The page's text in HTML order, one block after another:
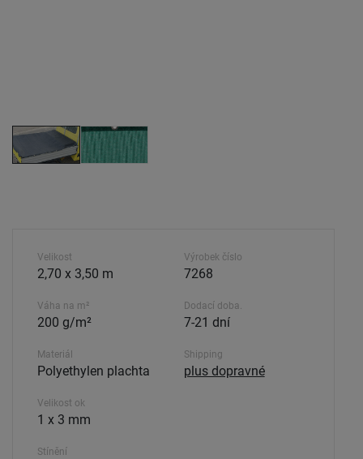
Velikost
2,70 x 3,50 m
Váha na m²
200 g/m²
Materiál
Polyethylen plachta
Velikost ok
1 x 3 mm
Stínění
Výrobek číslo
7268
Dodací doba.
7-21 dní
Shipping
plus dopravné